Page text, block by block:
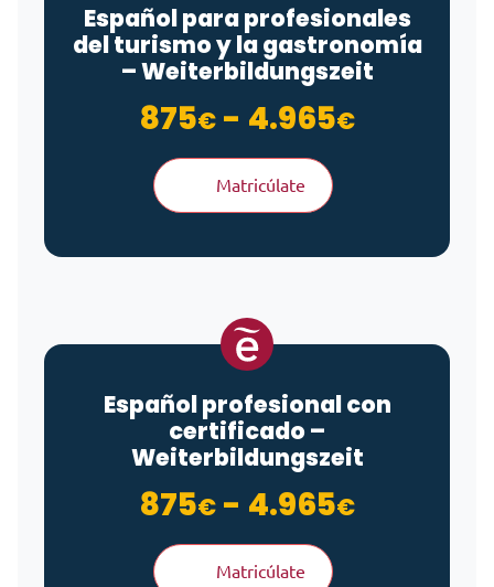
Español para profesionales
del turismo y la gastronomía
– Weiterbildungszeit
875€ - 4.965€Rango
Matricúlate
Español profesional con
certificado –
Weiterbildungszeit
875€ - 4.965€Rango
Matricúlate